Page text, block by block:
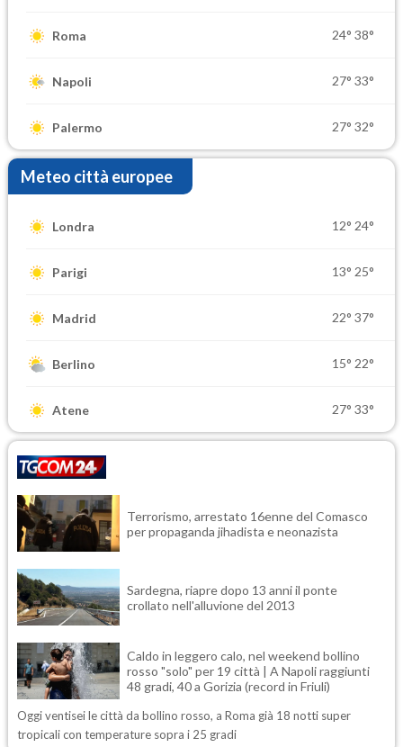
Roma 24° 38°
Napoli 27° 33°
Palermo 27° 32°
Meteo città europee
Londra 12° 24°
Parigi 13° 25°
Madrid 22° 37°
Berlino 15° 22°
Atene 27° 33°
Terrorismo, arrestato 16enne del Comasco
per propaganda jihadista e neonazista
Sardegna, riapre dopo 13 anni il ponte
crollato nell'alluvione del 2013
Caldo in leggero calo, nel weekend bollino
rosso "solo" per 19 città | A Napoli raggiunti
48 gradi, 40 a Gorizia (record in Friuli)
Oggi ventisei le città da bollino rosso, a Roma già 18 notti super
tropicali con temperature sopra i 25 gradi